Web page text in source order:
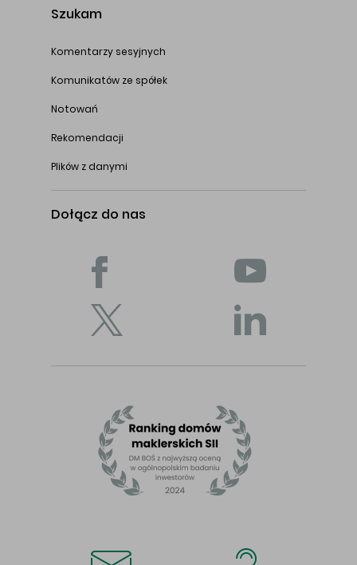
Szukam
Komentarzy sesyjnych
Komunikatów ze spółek
Notowań
Rekomendacji
Plików z danymi
Dołącz do nas